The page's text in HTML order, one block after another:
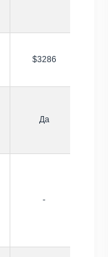
$3286
Да
-